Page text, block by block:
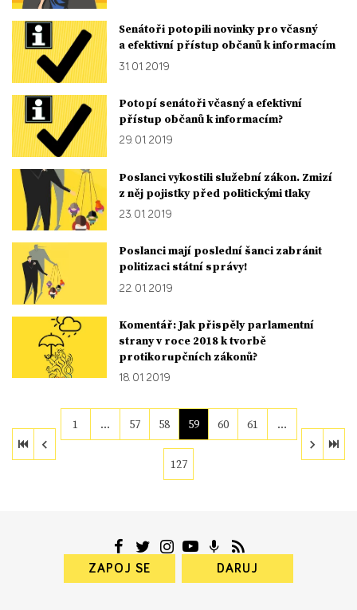
Senátoři potopili novinky pro včasný
a efektivní přístup občanů k informacím
31. 01. 2019
Potopí senátoři včasný a efektivní
přístup občanů k informacím?
29. 01. 2019
Poslanci vykostili služební zákon. Zmizí
z něj pojistky před politickými tlaky
23. 01. 2019
Poslanci mají poslední šanci zabránit
politizaci státní správy!
22. 01. 2019
Komentář: Jak přispěly parlamentní
strany v roce 2018 k tvorbě
protikorupčních zákonů?
18. 01. 2019
1 … 57 58 59 60 61 …
127
ZAPOJ SE DARUJ